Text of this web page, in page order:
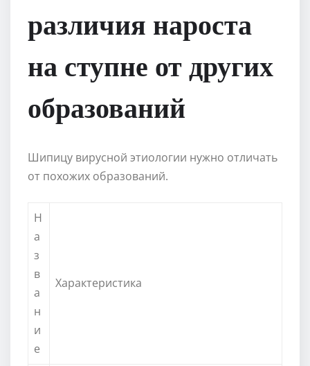
различия нароста
на ступне от других
образований
Шипицу вирусной этиологии нужно отличать
от похожих образований.
Н
а
з
в
а
н
и
е
Характеристика